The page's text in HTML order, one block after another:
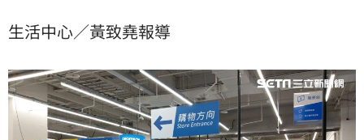
生活中心／黃致堯報導